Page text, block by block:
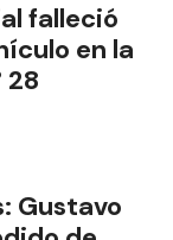
falleció
en la
28
Gustavo